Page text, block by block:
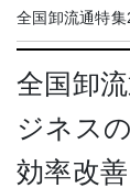
全国卸流通特
全国卸
ジネス
効率改善